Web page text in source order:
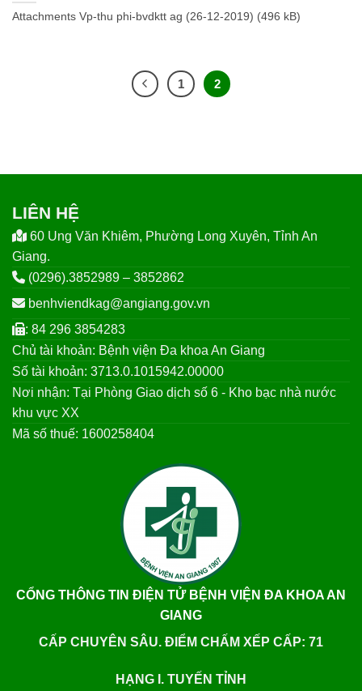
Attachments Vp-thu phi-bvdktt ag (26-12-2019) (496 kB)
1 2
LIÊN HỆ
60 Ung Văn Khiêm, Phường Long Xuyên, Tỉnh An
Giang.
(0296).3852989 – 3852862
benhviendkag@angiang.gov.vn
: 84 296 3854283
Chủ tài khoản: Bệnh viện Đa khoa An Giang
Số tài khoản: 3713.0.1015942.00000
Nơi nhận: Tại Phòng Giao dịch số 6 - Kho bạc nhà nước
khu vực XX
Mã số thuế: 1600258404
CỔNG THÔNG TIN ĐIỆN TỬ BỆNH VIỆN ĐA KHOA AN
GIANG
CẤP CHUYÊN SÂU. ĐIỂM CHẤM XẾP CẤP: 71
HẠNG I. TUYẾN TỈNH